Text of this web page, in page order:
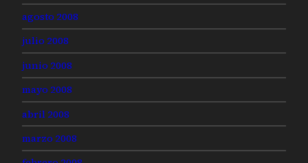
agosto 2008
julio 2008
junio 2008
mayo 2008
abril 2008
marzo 2008